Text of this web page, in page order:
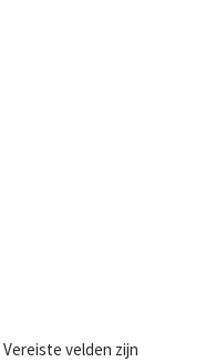
Vereiste velden zijn